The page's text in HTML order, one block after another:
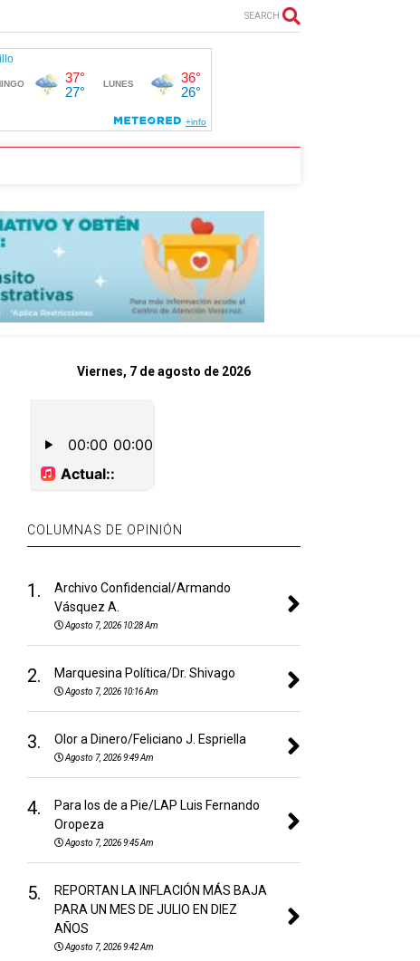
SEARCH
Viernes, 7 de agosto de 2026
COLUMNAS DE OPINIÓN
1.
Archivo Confidencial/Armando
Vásquez A.
Agosto 7, 2026 10:28 Am
2. Marquesina Política/Dr. Shivago
Agosto 7, 2026 10:16 Am
3. Olor a Dinero/Feliciano J. Espriella
Agosto 7, 2026 9:49 Am
4.
Para los de a Pie/LAP Luis Fernando
Oropeza
Agosto 7, 2026 9:45 Am
5.
REPORTAN LA INFLACIÓN MÁS BAJA
PARA UN MES DE JULIO EN DIEZ
AÑOS
Agosto 7, 2026 9:42 Am